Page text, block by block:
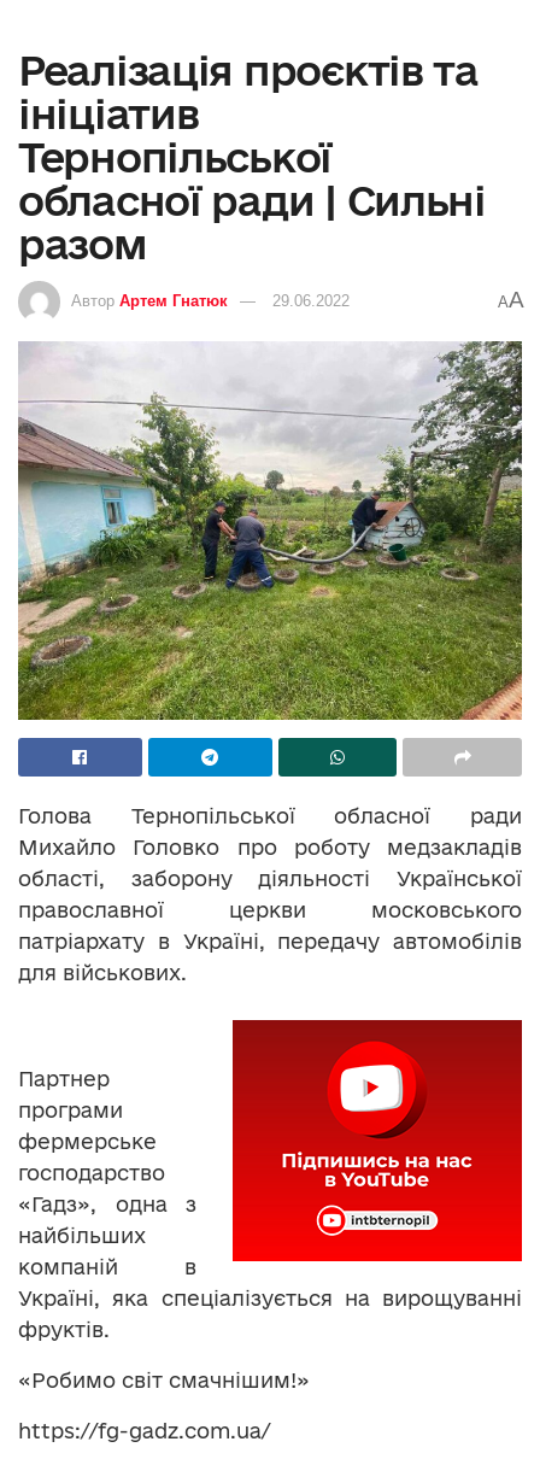
Реалізація проєктів та
ініціатив
Тернопільської
обласної ради | Сильні
разом
Автор Артем Гнатюк 29.06.2022 AA
Голова Тернопільської обласної ради
Михайло Головко про роботу медзакладів
області, заборону діяльності Української
православної церкви московського
патріархату в Україні, передачу автомобілів
для військових.
Партнер
програми
фермерське
господарство
«Гадз», одна з
найбільших
компаній в
Україні, яка спеціалізується на вирощуванні
фруктів.
«Робимо світ смачнішим!»
https://fg-gadz.com.ua/